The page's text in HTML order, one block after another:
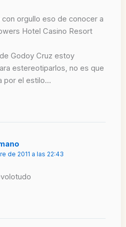
orgullo eso de conocer a
Hotel Casino Resort
Godoy Cruz estoy
estereotiparlos, no es que
por el estilo…
de 2011 a las 22:43